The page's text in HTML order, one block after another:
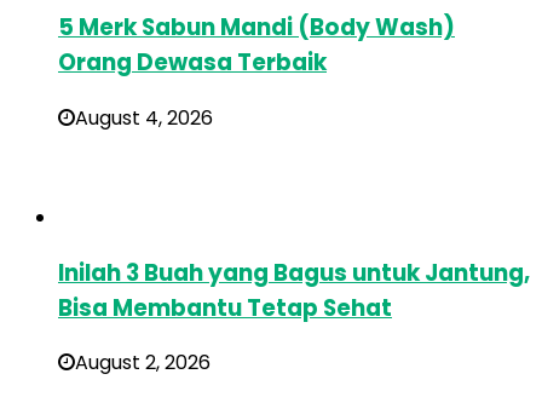
5 Merk Sabun Mandi (Body Wash)
Orang Dewasa Terbaik
August 4, 2026
Inilah 3 Buah yang Bagus untuk Jantung,
Bisa Membantu Tetap Sehat
August 2, 2026